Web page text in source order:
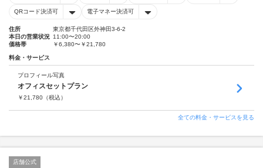
QRコード決済可 電子マネー決済可
住所
東京都千代田区外神田3-6-2
本日の営業状況 11:00〜20:00
価格帯
￥6,380〜￥21,780
料金・サービス
プロフィール写真
オフィスセットプラン
￥21,780 （税込）
全ての料金・サービスを見る
店舗公式